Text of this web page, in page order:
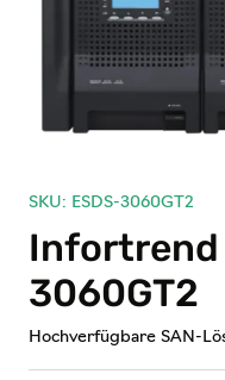
SKU: ESDS-3060GT2
Infortrend
3060GT2
Hochverfügbare SAN-